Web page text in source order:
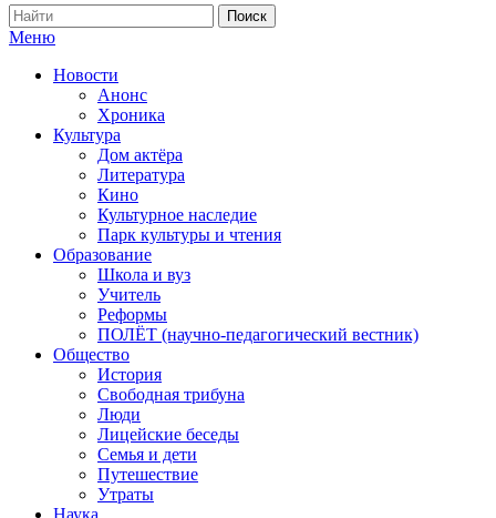
Меню
Новости
Анонс
Хроника
Культура
Дом актёра
Литература
Кино
Культурное наследие
Парк культуры и чтения
Образование
Школа и вуз
Учитель
Реформы
ПОЛЁТ (научно-педагогический вестник)
Общество
История
Свободная трибуна
Люди
Лицейские беседы
Семья и дети
Путешествие
Утраты